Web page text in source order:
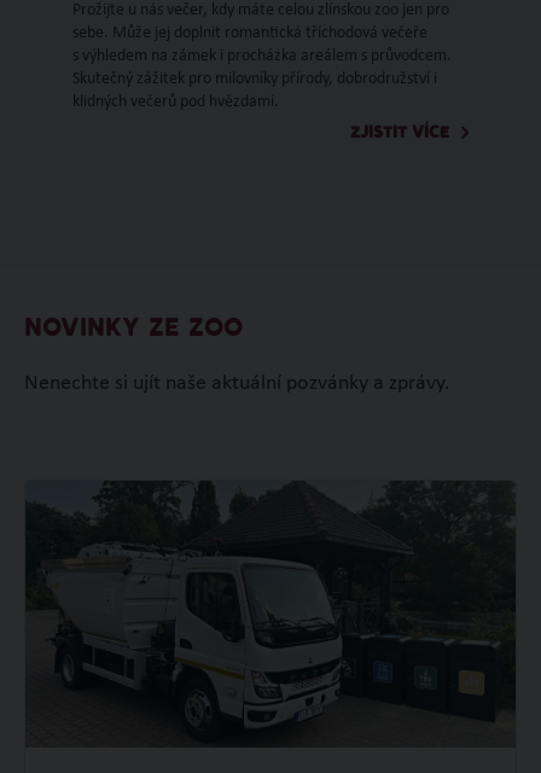
Prožijte u nás večer, kdy máte celou zlínskou zoo jen pro
sebe. Může jej doplnit romantická tříchodová večeře
s výhledem na zámek i procházka areálem s průvodcem.
Skutečný zážitek pro milovníky přírody, dobrodružství i
klidných večerů pod hvězdami.
ZJISTIT VÍCE
NOVINKY ZE ZOO
Nenechte si ujít naše aktuální pozvánky a zprávy.